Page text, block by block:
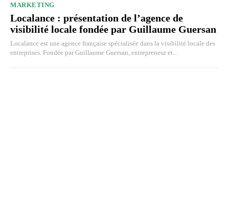
MARKETING
Localance : présentation de l’agence de
visibilité locale fondée par Guillaume Guersan
Localance est une agence française spécialisée dans la visibilité locale des
entreprises. Fondée par Guillaume Guersan, entrepreneur et...